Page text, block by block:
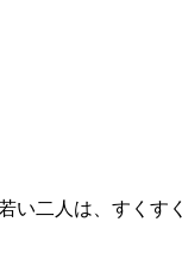
い二人は、すくす